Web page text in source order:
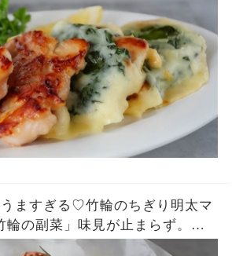
うますぎる♡竹輪のちぎり明太マ
輪の副菜」味見が止まらず。